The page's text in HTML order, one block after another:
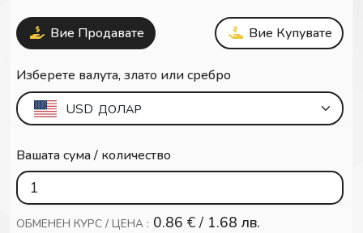
Вие Продавате Вие Купувате
Изберете валута, злато или сребро
USD ДОЛАР
Вашата сума / количество
ОБМЕНЕН КУРС / ЦЕНА : 0.86 € / 1.68 лв.